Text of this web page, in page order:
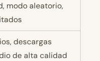
modo aleatorio,
descargas
de alta calidad